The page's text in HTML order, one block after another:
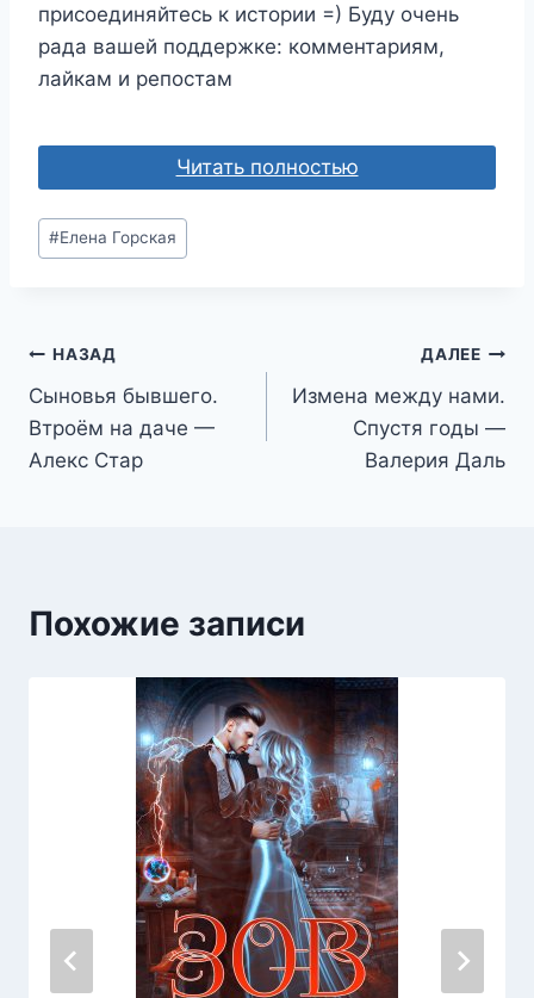
присоединяйтесь к истории =) Буду очень
рада вашей поддержке: комментариям,
лайкам и репостам
Читать полностью
Метки
записи:
#Елена Горская
Навигация
по
записям
НАЗАД
Сыновья бывшего.
Втроём на даче —
Алекс Стар
ДАЛЕЕ
Измена между нами.
Спустя годы —
Валерия Даль
Похожие записи